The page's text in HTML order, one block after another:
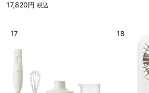
17,820円税込
17 18